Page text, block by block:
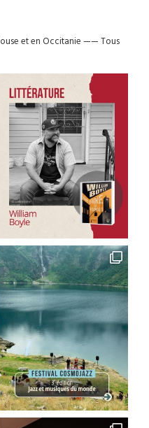
et en Occitanie——Tous